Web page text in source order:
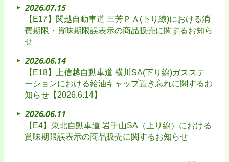
2026.07.15
【E17】関越自動車道 三芳ＰＡ(下り線)における消
費期限・賞味期限誤表示の商品販売に関するお知ら
せ
2026.06.14
【E18】上信越自動車道 横川SA(下り線)ガスステ
ーションにおける給油キャップ置き忘れに関するお
知らせ【2026.6.14】
2026.06.11
【E4】東北自動車道 岩手山SA（上り線）における
賞味期限誤表示の商品販売に関するお知らせ